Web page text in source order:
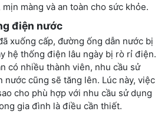
màng và an toàn cho sức khỏe.
điện nước
xuống cấp, đường ống dẫn nước bị
hệ thống điện lâu ngày bị rò rỉ điện.
có nhiều thành viên, nhu cầu sử
cũng sẽ tăng lên. Lúc này, việc
cho phù hợp với nhu cầu sử dụng
gia đình là điều cần thiết.